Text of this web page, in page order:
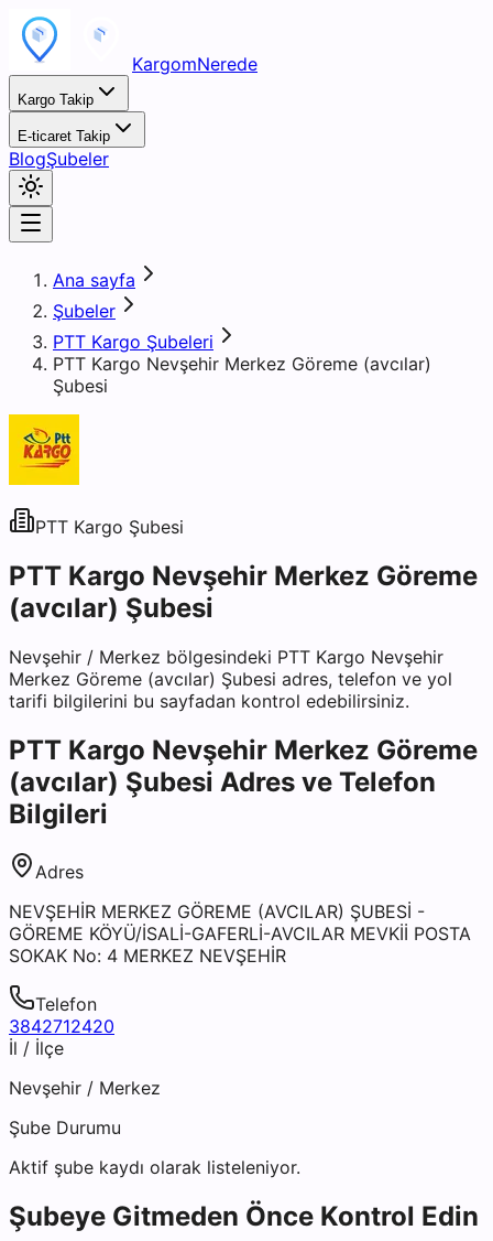
KargomNerede
Kargo Takip
E-ticaret Takip
BlogŞubeler
Ana sayfa
Şubeler
PTT Kargo Şubeleri
PTT Kargo Nevşehir Merkez Göreme (avcılar)
Şubesi
PTT Kargo Şubesi
PTT Kargo Nevşehir Merkez Göreme
(avcılar) Şubesi
Nevşehir / Merkez bölgesindeki PTT Kargo Nevşehir
Merkez Göreme (avcılar) Şubesi adres, telefon ve yol
tarifi bilgilerini bu sayfadan kontrol edebilirsiniz.
PTT Kargo Nevşehir Merkez Göreme
(avcılar) Şubesi Adres ve Telefon
Bilgileri
Adres
NEVŞEHİR MERKEZ GÖREME (AVCILAR) ŞUBESİ -
GÖREME KÖYÜ/İSALİ-GAFERLİ-AVCILAR MEVKİİ POSTA
SOKAK No: 4 MERKEZ NEVŞEHİR
Telefon
3842712420
İl / İlçe
Nevşehir / Merkez
Şube Durumu
Aktif şube kaydı olarak listeleniyor.
Şubeye Gitmeden Önce Kontrol Edin